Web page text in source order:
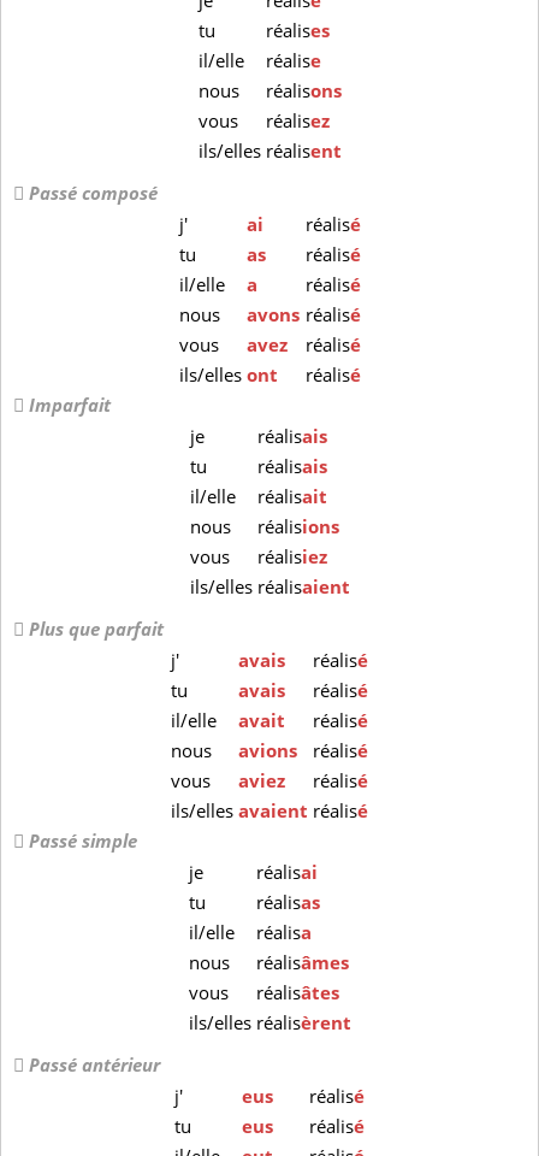
tu
réalises
il/elle
réalise
nous
réalisons
vous
réalisez
ils/elles réalisent
Passé composé
j'
ai réalisé
tu
as réalisé
il/elle
a réalisé
nous
avons réalisé
vous
avez réalisé
ils/elles ont réalisé
Imparfait
je
réalisais
tu
réalisais
il/elle
réalisait
nous
réalisions
vous
réalisiez
ils/elles réalisaient
Plus que parfait
j'
avais réalisé
tu
avais réalisé
il/elle
avait réalisé
nous
avions réalisé
vous
aviez réalisé
ils/ellesavaient réalisé
Passé simple
je
réalisai
tu
réalisas
il/elle
réalisa
nous
réalisâmes
vous
réalisâtes
ils/elles réalisèrent
Passé antérieur
j'
eus réalisé
tu
eus réalisé